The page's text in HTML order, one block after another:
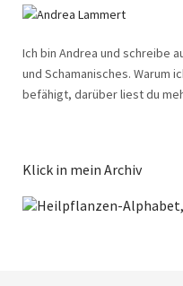
Ich bin Andrea und schreibe
und Schamanisches. Warum
befähigt, darüber liest du
Klick in mein Archiv